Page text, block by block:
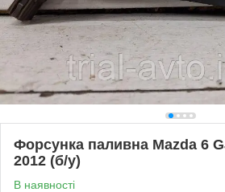
Форсунка паливна Mazda 6
2012 (б/у)
В наявності